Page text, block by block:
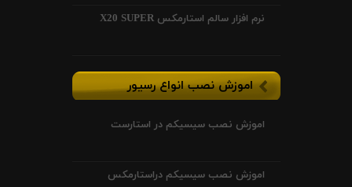
نرم افزار سالم استارمکس X20 SUPER
اموزش نصب انواع رسیور
اموزش نصب سیسیکم در استارست
اموزش نصب سیسیکم دراستارمکس